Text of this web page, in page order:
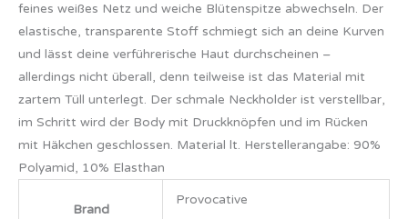
feines weißes Netz und weiche Blütenspitze abwechseln. Der
elastische, transparente Stoff schmiegt sich an deine Kurven
und lässt deine verführerische Haut durchscheinen –
allerdings nicht überall, denn teilweise ist das Material mit
zartem Tüll unterlegt. Der schmale Neckholder ist verstellbar,
im Schritt wird der Body mit Druckknöpfen und im Rücken
mit Häkchen geschlossen. Material lt. Herstellerangabe: 90%
Polyamid, 10% Elasthan
Brand
Provocative